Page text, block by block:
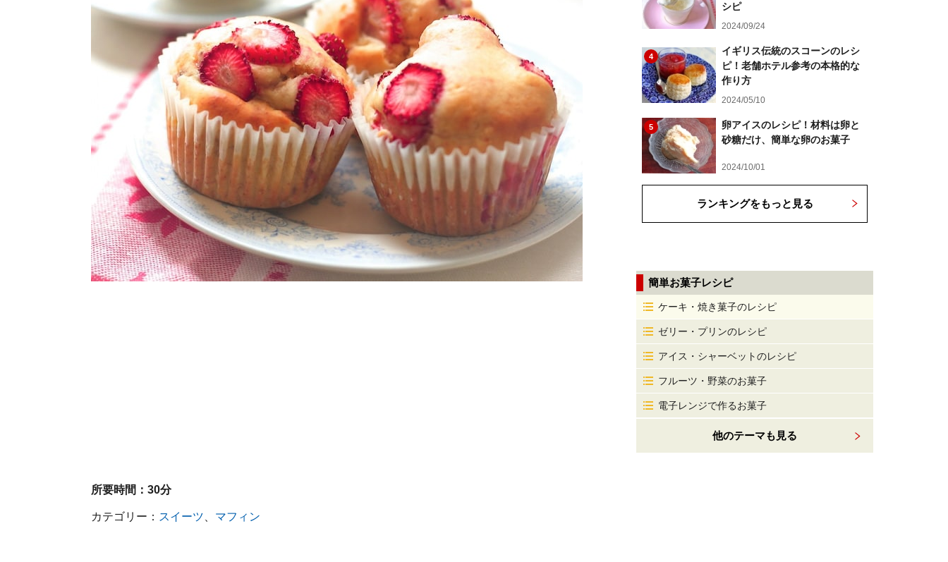
所要時間： 30分
カテゴリー： スイーツ マフィン
シピ
2024/09/24
4
イギリス伝統のスコーンのレシ
ピ！老舗ホテル参考の本格的な
作り方
2024/05/10
5
卵アイスのレシピ！材料は卵と
砂糖だけ、簡単な卵のお菓子
2024/10/01
ランキングをもっと見る
簡単お菓子レシピ
ケーキ・焼き菓子のレシピ
ゼリー・プリンのレシピ
アイス・シャーベットのレシピ
フルーツ・野菜のお菓子
電子レンジで作るお菓子
他のテーマも見る